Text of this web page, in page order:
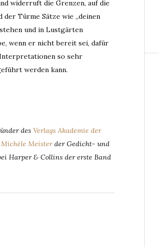
widerruft die Grenzen, auf die
der Türme Sätze wie „deinen
und in Lustgärten
wenn er nicht bereit sei, dafür
Interpretationen so sehr
werden kann.
des Verlags Akademie der
Michèle Meisterder Gedicht- und
Harper & Collins der erste Band